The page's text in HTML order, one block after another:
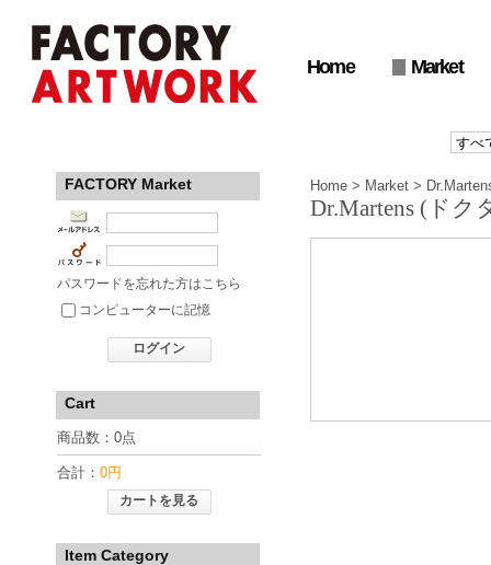
Home Market
FACTORY Market
パスワードを忘れた方はこちら
コンピューターに記憶
ログイン
Cart
商品数：0点
合計： 0円
カートを見る
Item Category
Home > Market >
Dr.Martens (ドク